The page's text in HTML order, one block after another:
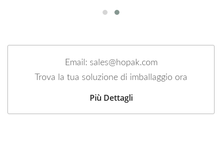
Email: sales@hopak.com
Trova la tua soluzione di imballaggio ora
Più Dettagli